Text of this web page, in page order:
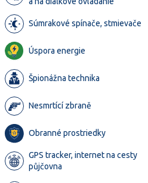
Súmrakové spínače, stmievače
Úspora energie
Špionážna technika
Nesmrtící zbraně
Obranné prostriedky
GPS tracker, internet na cesty
půjčovna